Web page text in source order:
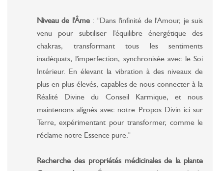
Niveau de l'Âme: "Dans l'infinité de l'Amour, je suis
venu pour subtiliser l'équilibre énergétique des
chakras, transformant tous les sentiments
inadéquats, l'imperfection, synchronisée avec le Soi
Intérieur. En élevant la vibration à des niveaux de
plus en plus élevés, capables de nous connecter à la
Réalité Divine du Conseil Karmique, et nous
maintenons alignés avec notre Propos Divin ici sur
Terre, expérimentant pour transformer, comme le
réclame notre Essence pure."
Recherche des propriétés médicinales de la plante